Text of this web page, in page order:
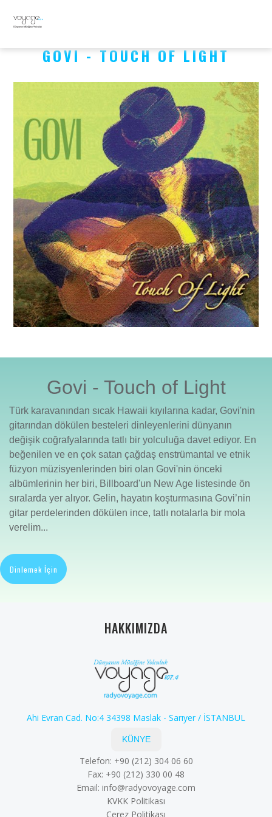
GOVI - TOUCH OF LIGHT
Govi - Touch of Light
Türk karavanından sıcak Hawaii kıyılarına kadar, Govi'nin
gitarından dökülen besteleri dinleyenlerini dünyanın
değişik coğrafyalarında tatlı bir yolculuğa davet ediyor. En
beğenilen ve en çok satan çağdaş enstrümantal ve etnik
füzyon müzisyenlerinden biri olan Govi'nin önceki
albümlerinin her biri, Billboard'un New Age listesinde ön
sıralarda yer alıyor. Gelin, hayatın koşturmasına Govi’nin
gitar perdelerinden dökülen ince, tatlı notalarla bir mola
verelim...
Dinlemek İçin
HAKKIMIZDA
Ahi Evran Cad. No:4 34398 Maslak - Sarıyer / İSTANBUL
KÜNYE
Telefon: +90 (212) 304 06 60
Fax: +90 (212) 330 00 48
Email: info@radyovoyage.com
KVKK Politikası
Çerez Politikası